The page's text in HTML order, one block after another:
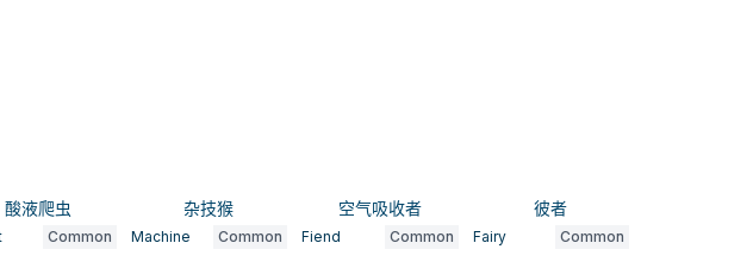
酸液爬虫
Common
杂技猴
Machine Common
空气吸收者
Fiend Common
彼者
Fairy Common